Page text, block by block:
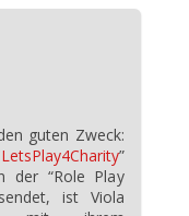
guten Zweck:
LetsPlay4Charity”
der “Role Play
ist Viola